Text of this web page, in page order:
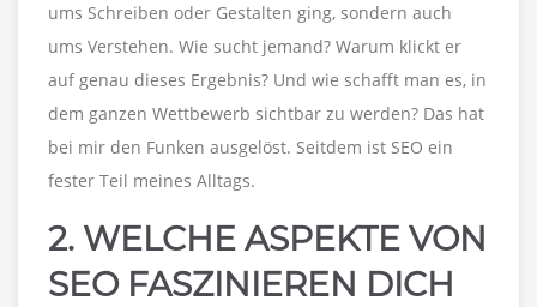
ums Schreiben oder Gestalten ging, sondern auch
ums Verstehen. Wie sucht jemand? Warum klickt er
auf genau dieses Ergebnis? Und wie schafft man es, in
dem ganzen Wettbewerb sichtbar zu werden? Das hat
bei mir den Funken ausgelöst. Seitdem ist SEO ein
fester Teil meines Alltags.
2. WELCHE ASPEKTE VON
SEO FASZINIEREN DICH